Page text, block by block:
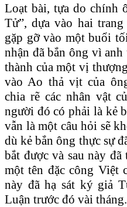
Loạt bài, tựa do chính
Tử”, dựa vào hai
gặp gỡ vào một buổi
nhận đã bắn ông vì
thành của một vị
vào Ao thả vịt của
chia rẽ các nhân vật
người đó có phải là kẻ
vẫn là một câu hỏi sẽ
dù kẻ bắn ông thực sự
bắt được và sau này
một tên đặc công Việt
này đã hạ sát ký giả
Luận trước đó vài tháng.